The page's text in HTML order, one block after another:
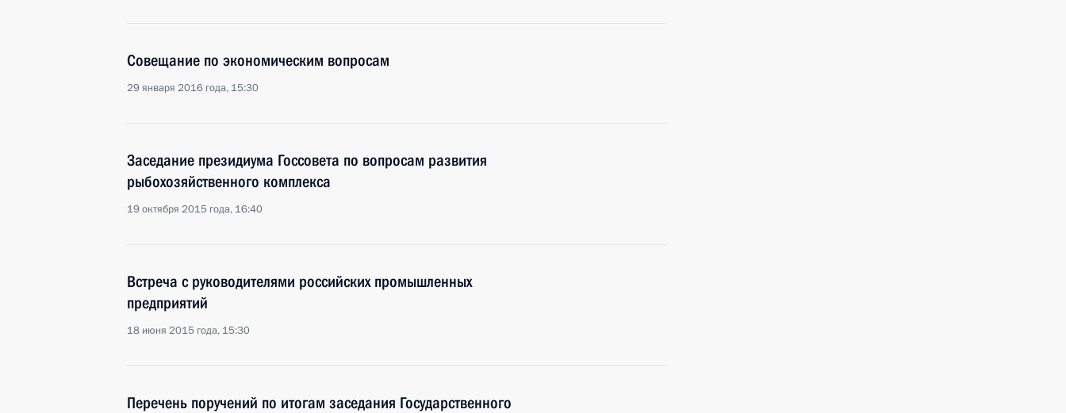
Совещание по экономическим вопросам
29 января 2016 года, 15:30
Заседание президиума Госсовета по вопросам развития
рыбохозяйственного комплекса
19 октября 2015 года, 16:40
Встреча с руководителями российских промышленных
предприятий
18 июня 2015 года, 15:30
Перечень поручений по итогам заседания Государственного